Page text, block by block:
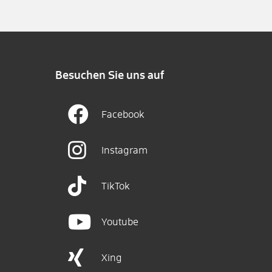
Besuchen Sie uns auf
Facebook
Instagram
TikTok
Youtube
Xing